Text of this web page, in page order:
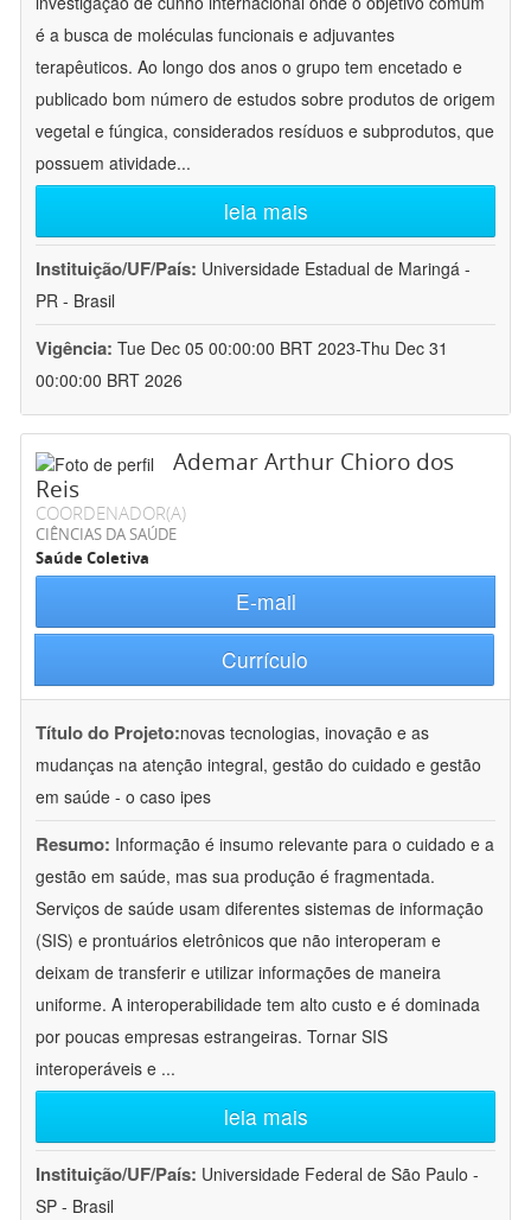
é a busca de moléculas funcionais e adjuvantes
terapêuticos. Ao longo dos anos o grupo tem encetado e
publicado bom número de estudos sobre produtos de origem
vegetal e fúngica, considerados resíduos e subprodutos, que
possuem atividade...
leia mais
Instituição/UF/País: Universidade Estadual de Maringá -
PR - Brasil
Vigência: Tue Dec 05 00:00:00 BRT 2023-Thu Dec 31
00:00:00 BRT 2026
Ademar Arthur Chioro dos
Reis
COORDENADOR(A)
CIÊNCIAS DA SAÚDE
Saúde Coletiva
E-mail
Currículo
Título do Projeto:novas tecnologias, inovação e as
mudanças na atenção integral, gestão do cuidado e gestão
em saúde - o caso ipes
Resumo: Informação é insumo relevante para o cuidado e a
gestão em saúde, mas sua produção é fragmentada.
Serviços de saúde usam diferentes sistemas de informação
(SIS) e prontuários eletrônicos que não interoperam e
deixam de transferir e utilizar informações de maneira
uniforme. A interoperabilidade tem alto custo e é dominada
por poucas empresas estrangeiras. Tornar SIS
interoperáveis e ...
leia mais
Instituição/UF/País: Universidade Federal de São Paulo -
SP - Brasil